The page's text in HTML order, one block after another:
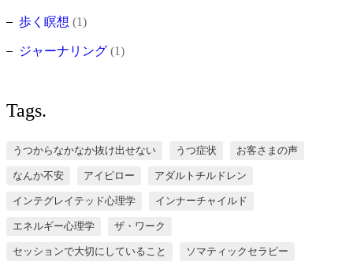
歩く瞑想 (1)
ジャーナリング (1)
Tags.
うつからなかなか抜け出せない うつ症状 お客さまの声
なんか不安 アイピロー アダルトチルドレン
インテグレイテッド心理学 インナーチャイルド
エネルギー心理学 ザ・ワーク
セッションで大切にしていること ソマティックセラピー